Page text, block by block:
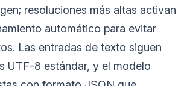
resoluciones más altas activan
automático para evitar
Las entradas de texto siguen
UTF-8 estándar, y el modelo